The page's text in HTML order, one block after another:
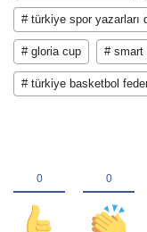
# türkiye spor yazarları
# gloria cup # smart
# türkiye basketbol